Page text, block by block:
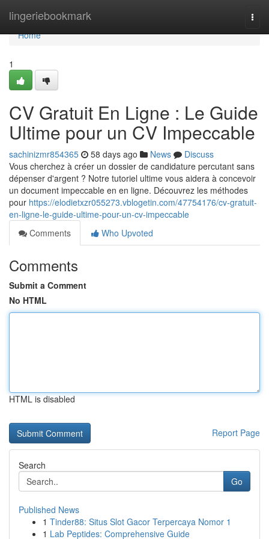
lingeriebookmark
Home
Home
1
CV Gratuit En Ligne : Le Guide
Ultime pour un CV Impeccable
sachinizmr854365 58 days ago News
Discuss
Vous cherchez à créer un dossier de candidature percutant sans
dépenser d'argent ? Notre tutoriel ultime vous aidera à concevoir
un document impeccable en en ligne. Découvrez les méthodes
pour https://elodietxzr055273.vblogetin.com/47754176/cv-gratuit-
en-ligne-le-guide-ultime-pour-un-cv-impeccable
Comments
Who Upvoted
Comments
Submit a Comment
No HTML
HTML is disabled
Report Page
Search
Go
Published News
1 Tinder88: Situs Slot Gacor Terpercaya Nomor 1
1 Lab Peptides: Comprehensive Guide